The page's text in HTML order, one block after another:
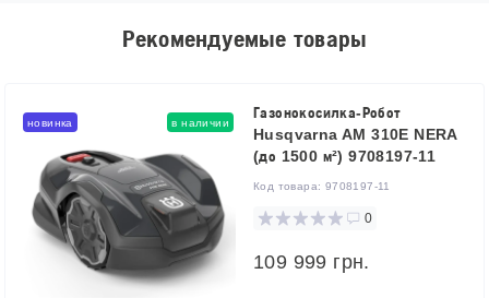
Рекомендуемые товары
в наличии
новинка
Газонокосилка-Робот
Husqvarna AM 310E NERA
(до 1500 м²) 9708197-11
Код товара: 9708197-11
0
109 999 грн.